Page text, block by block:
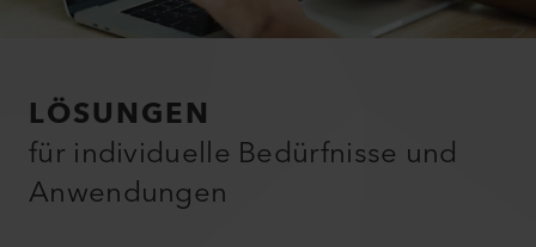
LÖSUNGEN
für individuelle Bedürfnisse und
Anwendungen